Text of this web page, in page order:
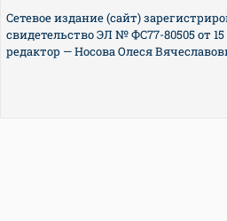
Сетевое издание (сайт)
свидетельство ЭЛ № ФС77-80505 от
редактор — Носова Олеся